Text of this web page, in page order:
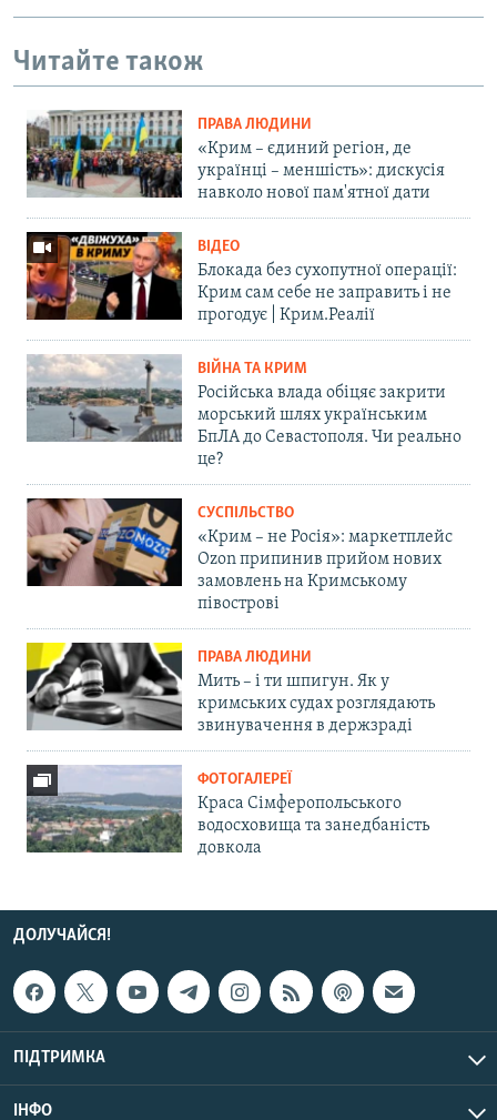
Читайте також
ПРАВА ЛЮДИНИ
«Крим – єдиний регіон, де
українці – меншість»: дискусія
навколо нової пам'ятної дати
ВІДЕО
Блокада без сухопутної операції:
Крим сам себе не заправить і не
прогодує | Крим.Реалії
ВІЙНА ТА КРИМ
Російська влада обіцяє закрити
морський шлях українським
БпЛА до Севастополя. Чи реально
це?
СУСПІЛЬСТВО
«Крим – не Росія»: маркетплейс
Ozon припинив прийом нових
замовлень на Кримському
півострові
ПРАВА ЛЮДИНИ
Мить – і ти шпигун. Як у
кримських судах розглядають
звинувачення в держзраді
ФОТОГАЛЕРЕЇ
Краса Сімферопольського
водосховища та занедбаність
довкола
ДОЛУЧАЙСЯ!
ПІДТРИМКА
ІНФО